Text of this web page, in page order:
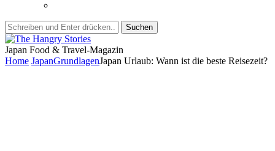
Suchen
Japan Food & Travel-Magazin
Home JapanGrundlagenJapan Urlaub: Wann ist die beste Reisezeit?